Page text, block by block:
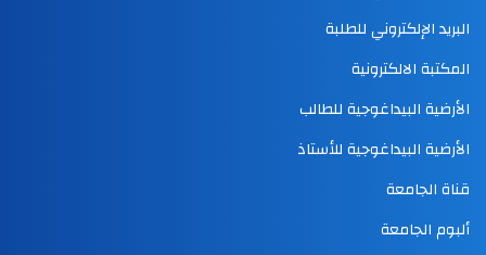
البريد الإلكتروني للطلبة
المكتبة الالكترونية
الأرضية البيداغوجية للطالب
الأرضية البيداغوجية للأستاذ
قناة الجامعة
ألبوم الجامعة